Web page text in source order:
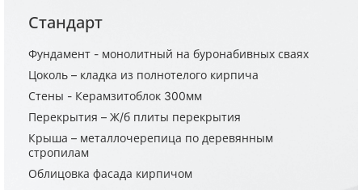
Стандарт
Фундамент - монолитный на буронабивных сваях
Цоколь – кладка из полнотелого кирпича
Стены - Керамзитоблок 300мм
Перекрытия – Ж/б плиты перекрытия
Крыша – металлочерепица по деревянным
стропилам
Облицовка фасада кирпичом